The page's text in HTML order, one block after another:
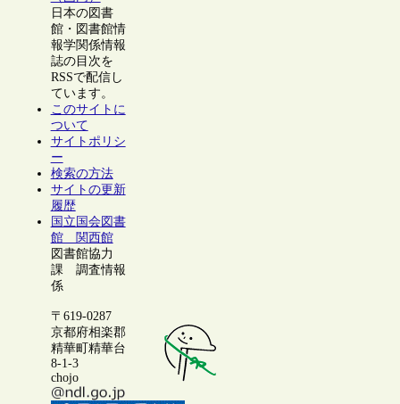
日本の図書
館・図書館情
報学関係情報
誌の目次を
RSSで配信し
ています。
このサイトに
ついて
サイトポリシ
ー
検索の方法
サイトの更新
履歴
国立国会図書
館 関西館
図書館協力
課 調査情報
係
〒619-0287
京都府相楽郡
精華町精華台
8-1-3
chojo